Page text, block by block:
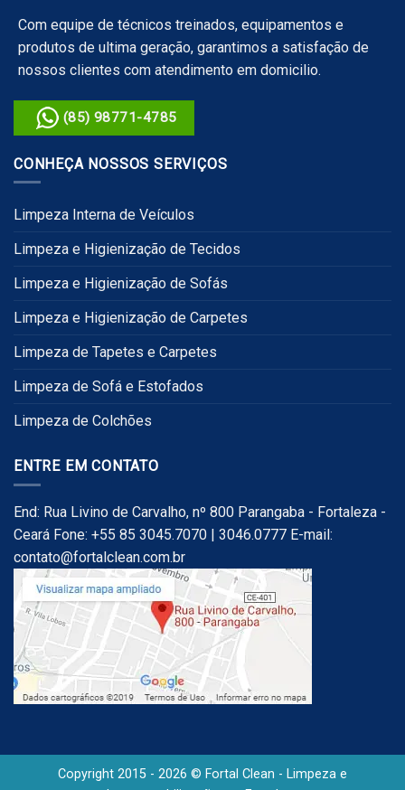
Com equipe de técnicos treinados, equipamentos e
produtos de ultima geração, garantimos a satisfação de
nossos clientes com atendimento em domicilio.
(85) 98771-4785
CONHEÇA NOSSOS SERVIÇOS
Limpeza Interna de Veículos
Limpeza e Higienização de Tecidos
Limpeza e Higienização de Sofás
Limpeza e Higienização de Carpetes
Limpeza de Tapetes e Carpetes
Limpeza de Sofá e Estofados
Limpeza de Colchões
ENTRE EM CONTATO
End: Rua Livino de Carvalho, nº 800 Parangaba - Fortaleza -
Ceará Fone: +55 85 3045.7070 | 3046.0777 E-mail:
contato@fortalclean.com.br
Copyright 2015 - 2026 © Fortal Clean - Limpeza e